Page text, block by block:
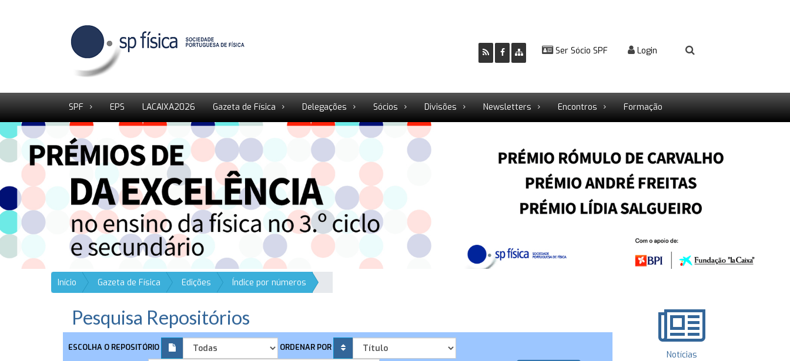
Ser Sócio SPF Login
SPF EPS LACAIXA2026 Gazeta de Física Delegações Sócios Divisões Newsletters Encontros Formação
Início Gazeta de Física Edições Índice por números
Pesquisa Repositórios
ESCOLHA O REPOSITÓRIO ORDENAR POR
Notícias